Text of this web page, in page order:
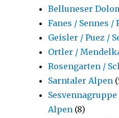
Belluneser
Fanes / Sennes /
Geisler / Puez /
Ortler /
Rosengarten /
Sarntaler Alpen
Alpen (8)